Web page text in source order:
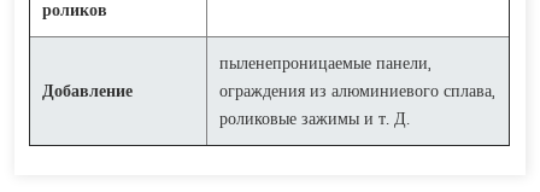
роликов
Добавление
пыленепроницаемые панели,
ограждения из алюминиевого сплава,
роликовые зажимы и т. Д.